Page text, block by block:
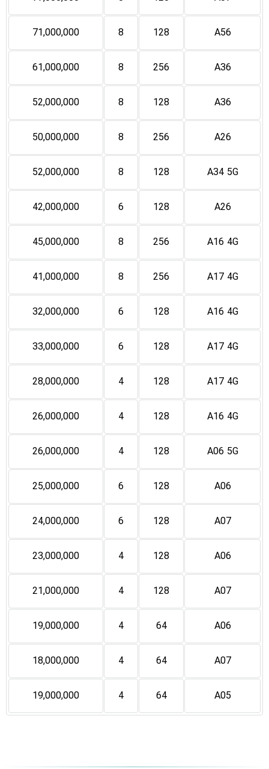
A56
128
8
71,000,000
A36
256
8
61,000,000
A36
128
8
52,000,000
A26
256
8
50,000,000
A34 5G
128
8
52,000,000
A26
128
6
42,000,000
A16 4G
256
8
45,000,000
A17 4G
256
8
41,000,000
A16 4G
128
6
32,000,000
A17 4G
128
6
33,000,000
A17 4G
128
4
28,000,000
A16 4G
128
4
26,000,000
A06 5G
128
4
26,000,000
A06
128
6
25,000,000
A07
128
6
24,000,000
A06
128
4
23,000,000
A07
128
4
21,000,000
A06
64
4
19,000,000
A07
64
4
18,000,000
A05
64
4
19,000,000